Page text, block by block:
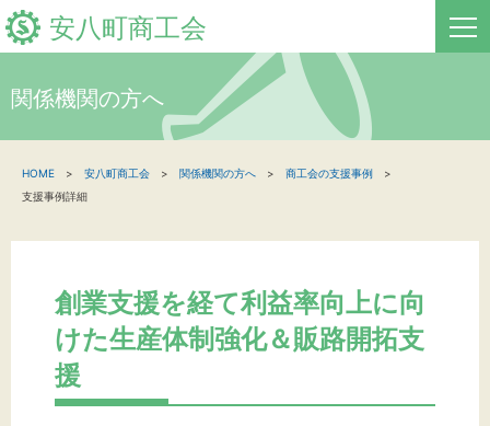
安八町商工会
新着情報
安八町商工会について
関係機関の方へ
HOME 安八町商工会 関係機関の方へ
商工会の支援事例
支援事例詳細
創業支援を経て利益率向上に向
けた生産体制強化＆販路開拓支
援